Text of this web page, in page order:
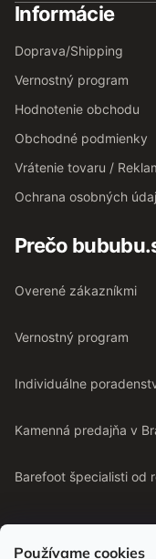
Používame cookies
Informácie
Doprava/Shipping
Vernostný program
Hodnotenie obchodu
Obchodné podmienky
Vrátenie tovaru /
Ochrana osobných
Prečo
Overené zákazníkmi
Vernostný program
Individuálne
Kamenná predajňa v
Barefoot špecialisti od